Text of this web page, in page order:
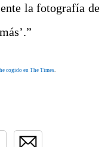
la fotografía de
cogido en The Times